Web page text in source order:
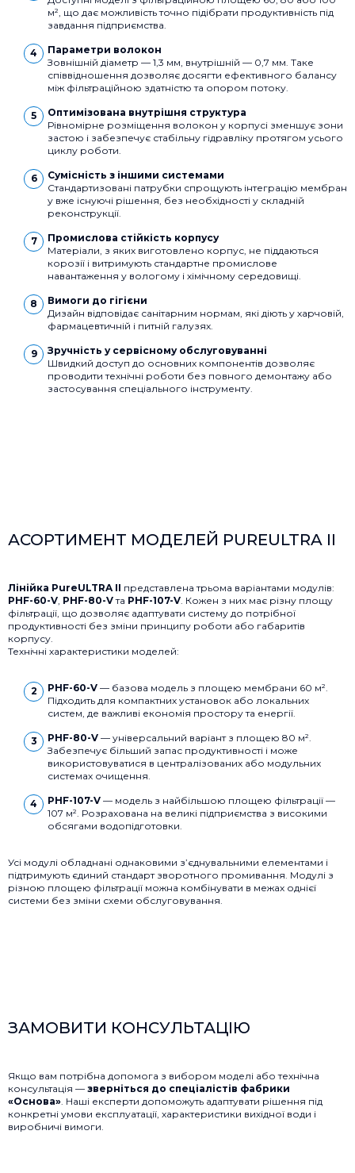
м², що дає можливість точно підібрати продуктивність під
завдання підприємства.
Параметри волокон
Зовнішній діаметр — 1,3 мм, внутрішній — 0,7 мм. Таке
співвідношення дозволяє досягти ефективного балансу
між фільтраційною здатністю та опором потоку.
Оптимізована внутрішня структура
Рівномірне розміщення волокон у корпусі зменшує зони
застою і забезпечує стабільну гідравліку протягом усього
циклу роботи.
Сумісність з іншими системами
Стандартизовані патрубки спрощують інтеграцію мембран
у вже існуючі рішення, без необхідності у складній
реконструкції.
Промислова стійкість корпусу
Матеріали, з яких виготовлено корпус, не піддаються
корозії і витримують стандартне промислове
навантаження у вологому і хімічному середовищі.
Вимоги до гігієни
Дизайн відповідає санітарним нормам, які діють у харчовій,
фармацевтичній і питній галузях.
Зручність у сервісному обслуговуванні
Швидкий доступ до основних компонентів дозволяє
проводити технічні роботи без повного демонтажу або
застосування спеціального інструменту.
АСОРТИМЕНТ МОДЕЛЕЙ PUREULTRA II
Лінійка PureULTRA II представлена трьома варіантами модулів:
PHF-60-V PHF-80-Vта PHF-107-V . Кожен з них має різну площу
фільтрації, що дозволяє адаптувати систему до потрібної
продуктивності без зміни принципу роботи або габаритів
корпусу.
Технічні характеристики моделей:
PHF-60-V — базова модель з площею мембрани 60 м².
Підходить для компактних установок або локальних
систем, де важливі економія простору та енергії.
PHF-80-V — універсальний варіант з площею 80 м².
Забезпечує більший запас продуктивності і може
використовуватися в централізованих або модульних
системах очищення.
PHF-107-V — модель з найбільшою площею фільтрації —
107 м². Розрахована на великі підприємства з високими
обсягами водопідготовки.
Усі модулі обладнані однаковими з’єднувальними елементами і
підтримують єдиний стандарт зворотного промивання. Модулі з
різною площею фільтрації можна комбінувати в межах однієї
системи без зміни схеми обслуговування.
ЗАМОВИТИ КОНСУЛЬТАЦІЮ
Якщо вам потрібна допомога з вибором моделі або технічна
консультація — зверніться до спеціалістів фабрики
«Основа» . Наші експерти допоможуть адаптувати рішення під
конкретні умови експлуатації, характеристики вихідної води і
виробничі вимоги.